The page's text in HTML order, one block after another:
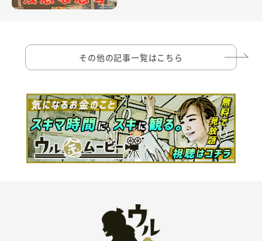
その他の記事一覧はこちら